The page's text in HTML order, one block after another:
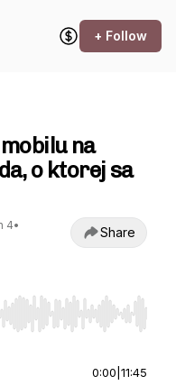
+ Follow
na
o ktorej sa
4•
Share
Home/End to jump to
0:00 11:45